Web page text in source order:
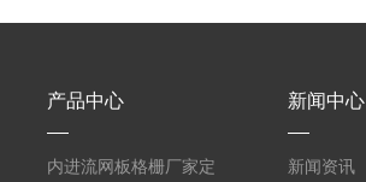
产品中心
内进流网板格栅厂家定
新闻中心
新闻资讯